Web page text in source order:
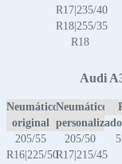
R17|235/40
R18|255/35
R18
Audi
Neumático
original
Neumático
personalizado
205/55
R16|225/50
205/50
R17|215/45